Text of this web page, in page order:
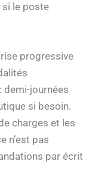
si le poste
progressive
demi-journées
si besoin.
charges et les
n’est pas
par écrit